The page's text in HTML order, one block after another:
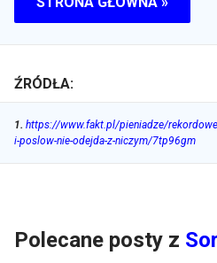
ŹRÓDŁA:
1. https://www.fakt.pl/pieniadze/
i-poslow-nie-odejda-z-niczym/7tp96gm
Polecane posty z